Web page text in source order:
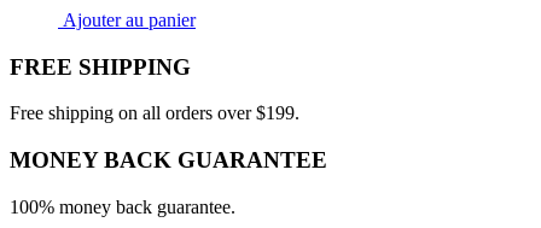
Ajouter au panier
FREE SHIPPING
Free shipping on all orders over $199.
MONEY BACK GUARANTEE
100% money back guarantee.